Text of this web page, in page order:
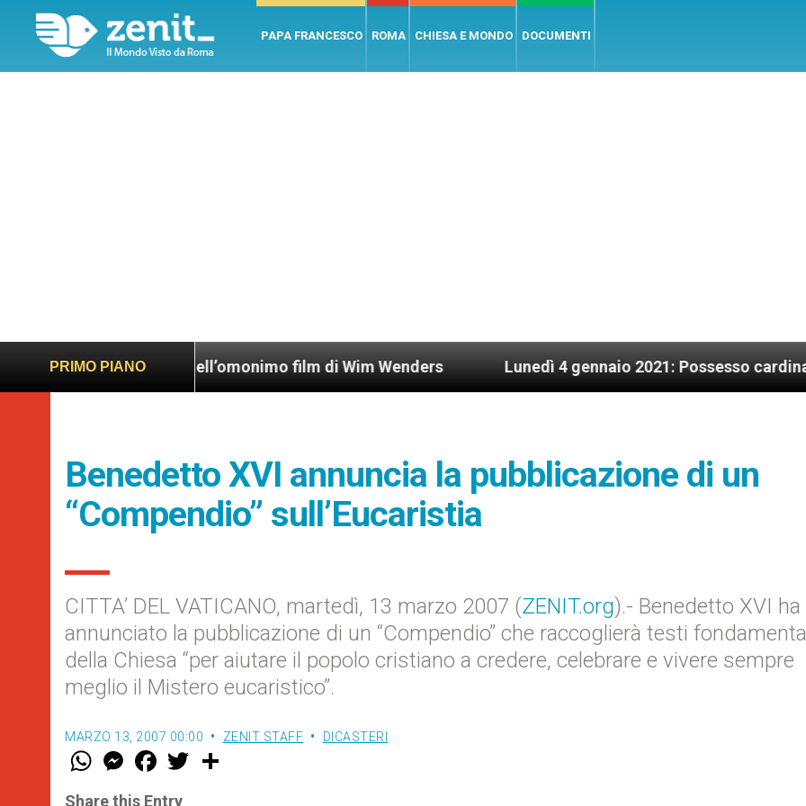
PAPA FRANCESCO ROMA CHIESA E MONDO DOCUMENTI
PRIMO PIANO
le quinte dell’omonimo film di Wim Wenders Lunedì 4 gennaio 2021: Possesso cardinalizio
Benedetto XVI annuncia la pubblicazione di un
“Compendio” sull’Eucaristia
CITTA’ DEL VATICANO, martedì, 13 marzo 2007 (ZENIT.org).- Benedetto XVI ha
annunciato la pubblicazione di un “Compendio” che raccoglierà testi
della Chiesa “per aiutare il popolo cristiano a credere, celebrare e vivere sempre
meglio il Mistero eucaristico”.
MARZO 13, 2007 00:00 ZENIT STAFF DICASTERI
W
t
M
e
s
F
a
e
w
Share this Entry